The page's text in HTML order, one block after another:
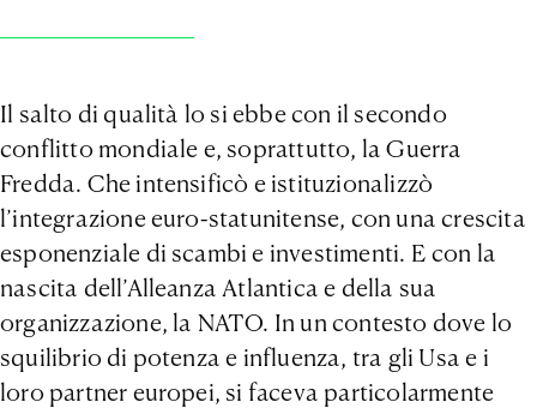
Il salto di qualità lo si ebbe con il secondo
conflitto mondiale e, soprattutto, la Guerra
Fredda. Che intensificò e istituzionalizzò
l’integrazione euro-statunitense, con una crescita
esponenziale di scambi e investimenti. E con la
nascita dell’Alleanza Atlantica e della sua
organizzazione, la NATO. In un contesto dove lo
squilibrio di potenza e influenza, tra gli Usa e i
loro partner europei, si faceva particolarmente